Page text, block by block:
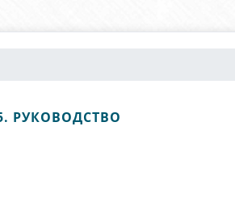
РУКОВОДСТВО